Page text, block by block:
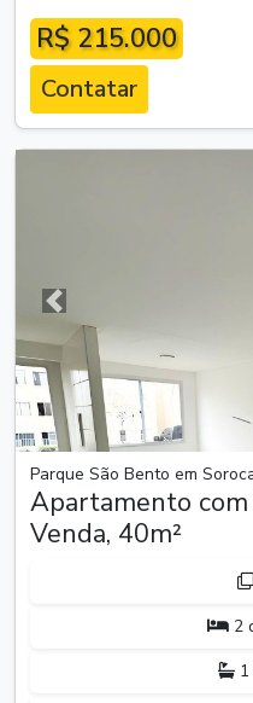
R$ 215.000
Contatar
Anterior
Parque São Bento em
Apartamento
Venda, 40m²
2